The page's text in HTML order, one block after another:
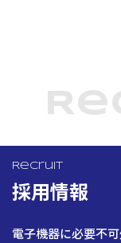
Recruit
採用情報
電子機器に必要不